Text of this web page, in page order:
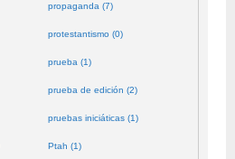
propaganda (7)
protestantismo (0)
prueba (1)
prueba de edición (2)
pruebas iniciáticas (1)
Ptah (1)